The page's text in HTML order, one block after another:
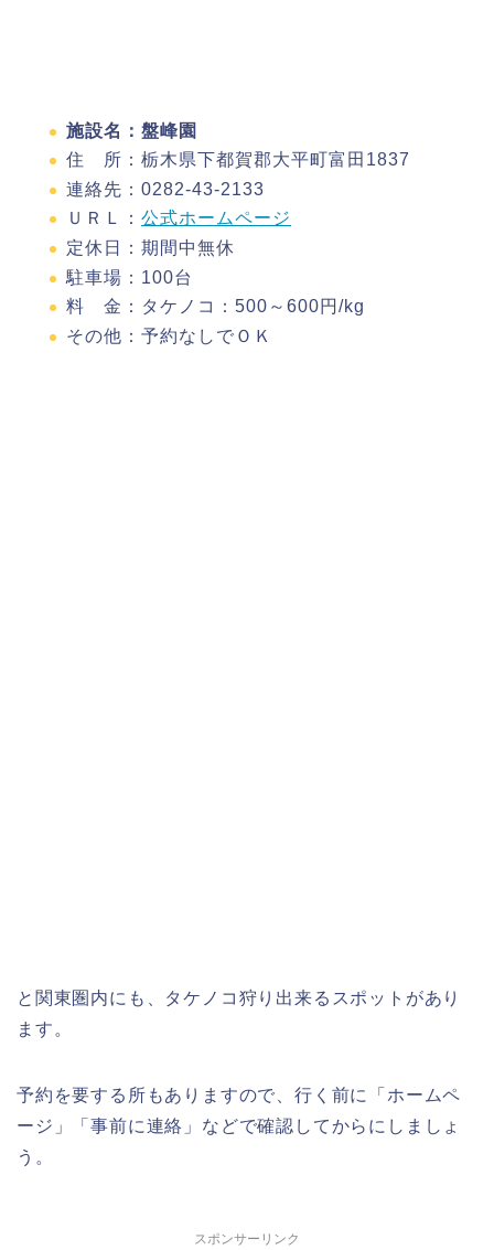
施設名：盤峰園
住 所：栃木県下都賀郡大平町富田1837
連絡先：0282-43-2133
ＵＲＬ： 公式ホームページ
定休日：期間中無休
駐車場：100台
料 金：タケノコ：500～600円/kg
その他：予約なしでＯＫ
と関東圏内にも、タケノコ狩り出来るスポットがあり
ます。
予約を要する所もありますので、行く前に「ホームペ
ージ」「事前に連絡」などで確認してからにしましょ
う。
スポンサーリンク